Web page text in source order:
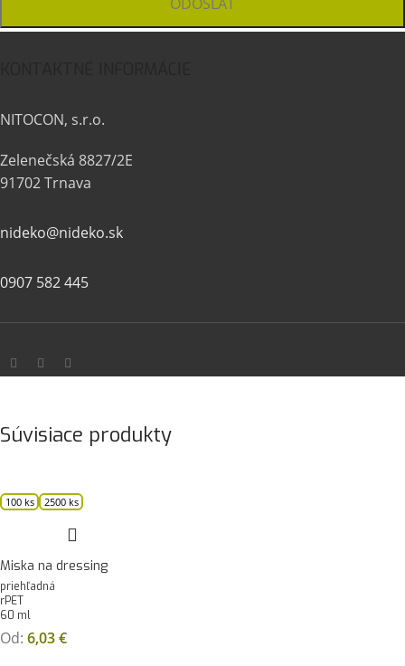
NITOCON, s.r.o.
Zelenečská 8827/2E
91702 Trnava
nideko@nideko.sk
0907 582 445
Súvisiace produkty
100 ks 2500 ks
Miska na dressing
priehľadná
rPET
60 ml
Od: 6,03€